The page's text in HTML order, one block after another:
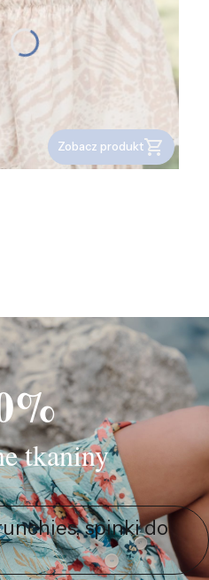
Zobacz produkt
tkaniny
spinki do